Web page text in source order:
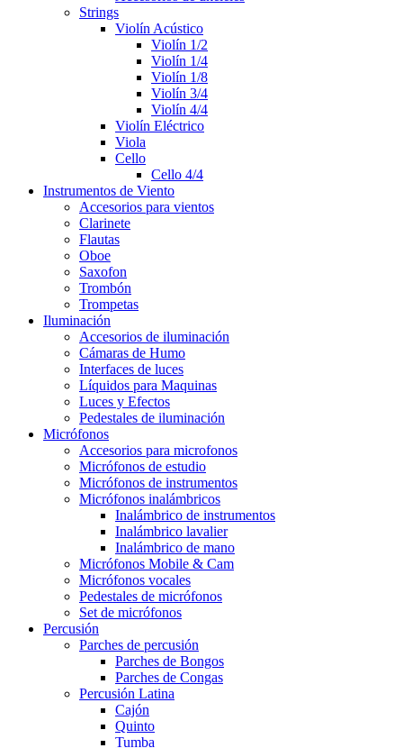
Strings
Violín Acústico
Violín 1/2
Violín 1/4
Violín 1/8
Violín 3/4
Violín 4/4
Violín Eléctrico
Viola
Cello
Cello 4/4
Instrumentos de Viento
Accesorios para vientos
Clarinete
Flautas
Oboe
Saxofon
Trombón
Trompetas
Iluminación
Accesorios de iluminación
Cámaras de Humo
Interfaces de luces
Líquidos para Maquinas
Luces y Efectos
Pedestales de iluminación
Micrófonos
Accesorios para microfonos
Micrófonos de estudio
Micrófonos de instrumentos
Micrófonos inalámbricos
Inalámbrico de instrumentos
Inalámbrico lavalier
Inalámbrico de mano
Micrófonos Mobile & Cam
Micrófonos vocales
Pedestales de micrófonos
Set de micrófonos
Percusión
Parches de percusión
Parches de Bongos
Parches de Congas
Percusión Latina
Cajón
Quinto
Tumba